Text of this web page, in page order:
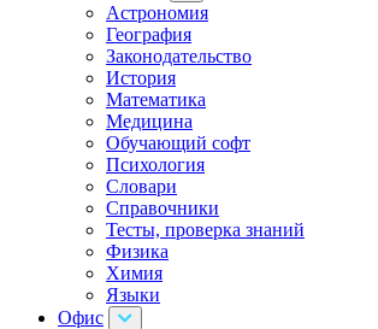
Астрономия
География
Законодательство
История
Математика
Медицина
Обучающий софт
Психология
Словари
Справочники
Тесты, проверка знаний
Физика
Химия
Языки
Офис